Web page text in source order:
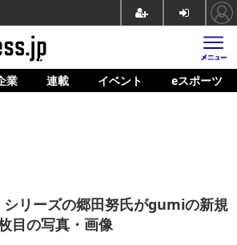
業 連載 イベント eスポーツ
シリーズの郷田努氏がgumiの新規
目の写真・画像